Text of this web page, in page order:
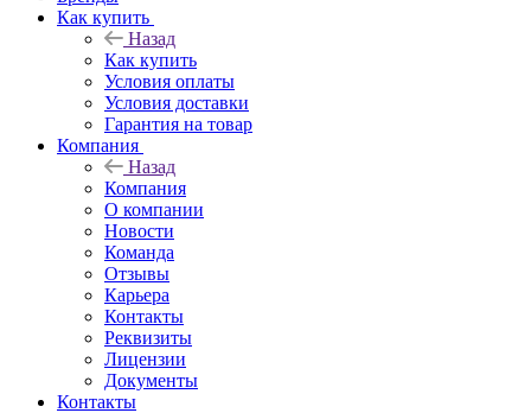
Как купить
Назад
Как купить
Условия оплаты
Условия доставки
Гарантия на товар
Компания
Назад
Компания
О компании
Новости
Команда
Отзывы
Карьера
Контакты
Реквизиты
Лицензии
Документы
Контакты